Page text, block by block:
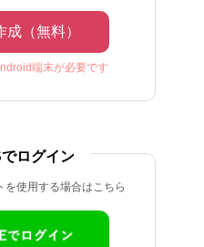
（無料）
端末が必要です
を使用する場合はこちら
ログイン